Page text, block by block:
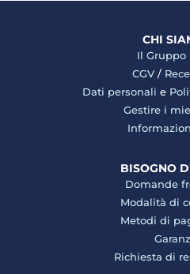
CHI
Il Gruppo
CGV /
Dati personali e
Gestire i
BISOGNO
Domande
Modalità di
Metodi di
Richiesta di